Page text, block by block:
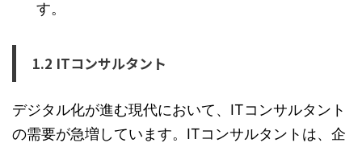
す。
1.2 ITコンサルタント
デジタル化が進む現代において、ITコンサルタント
の需要が急増しています。ITコンサルタントは、企